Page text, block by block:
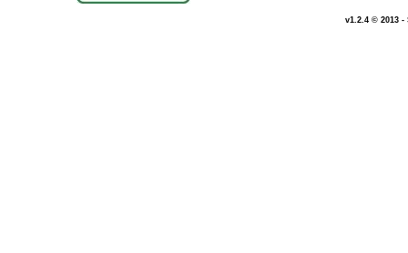
v1.2.4 © 2013